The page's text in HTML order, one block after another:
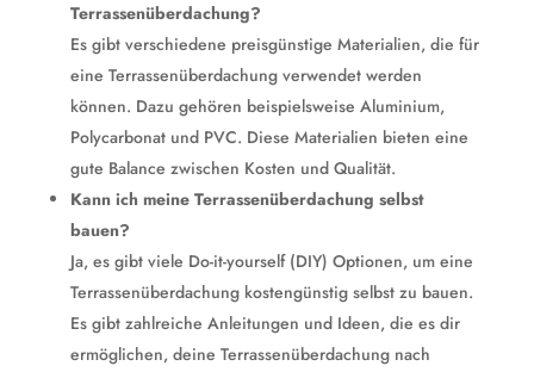
Terrassenüberdachung?
Es gibt verschiedene preisgünstige Materialien, die für
eine Terrassenüberdachung verwendet werden
können. Dazu gehören beispielsweise Aluminium,
Polycarbonat und PVC. Diese Materialien bieten eine
gute Balance zwischen Kosten und Qualität.
Kann ich meine Terrassenüberdachung selbst
bauen?
Ja, es gibt viele Do-it-yourself (DIY) Optionen, um eine
Terrassenüberdachung kostengünstig selbst zu bauen.
Es gibt zahlreiche Anleitungen und Ideen, die es dir
ermöglichen, deine Terrassenüberdachung nach